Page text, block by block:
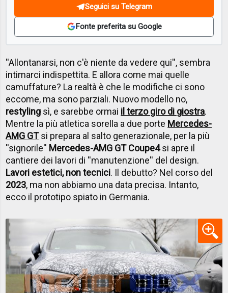
Seguici su Telegram
Fonte preferita su Google
''Allontanarsi, non c'è niente da vedere qui'', sembra
intimarci indispettita. E allora come mai quelle
camuffature? La realtà è che le modifiche ci sono
eccome, ma sono parziali. Nuovo modello no,
restyling sì, e sarebbe ormai il terzo giro di giostra.
Mentre la più atletica sorella a due porte Mercedes-
AMG GTsi prepara al salto generazionale, per la più
''signorile'' Mercedes-AMG GT Coupe4si apre il
cantiere dei lavori di ''manutenzione'' del design.
Lavori estetici, non tecnici. Il debutto? Nel corso del
2023, ma non abbiamo una data precisa. Intanto,
ecco il prototipo spiato in Germania.